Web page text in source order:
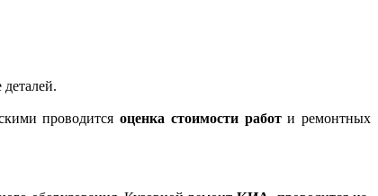
деталей.
проводитсяоценка стоимости работи ремонтных